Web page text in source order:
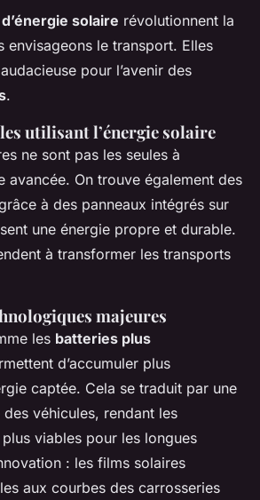
solaire révolutionnent la
envisageons le transport. Elles
pour l’avenir des
.
utilisant l’énergie solaire
ne sont pas les seules à
avancée. On trouve également des
à des panneaux intégrés sur
une énergie propre et durable.
à transformer les transports
majeures
les batteries plus
d’accumuler plus
captée. Cela se traduit par une
véhicules, rendant les
viables pour les longues
: les films solaires
aux courbes des carrosseries